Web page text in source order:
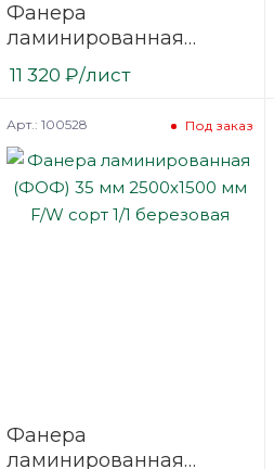
Фанера
ламинированная
(ФОФ) 35 мм 3000х1500
мм F/F сорт 1/1
11 320 ₽/лист
Фанера
ламинированная
Под заказ
Арт.: 100528